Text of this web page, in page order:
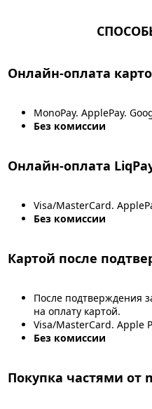
Онлайн-оплата
MonoPay. ApplePay.
Без комиссии
Онлайн-оплата
Visa/MasterCard.
Без комиссии
Картой после
После подтверждения
на оплату картой.
Visa/MasterCard. Apple
Без комиссии
Покупка частями от